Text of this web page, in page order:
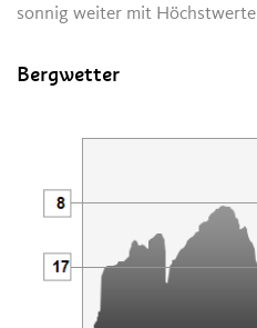
sonnig weiter mit
Bergwetter